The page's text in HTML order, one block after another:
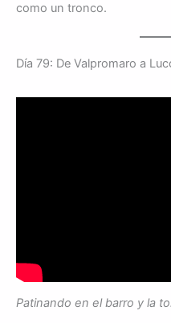
como un tronco.
Día 79: De Valpromaro a
Patinando en el barro y la